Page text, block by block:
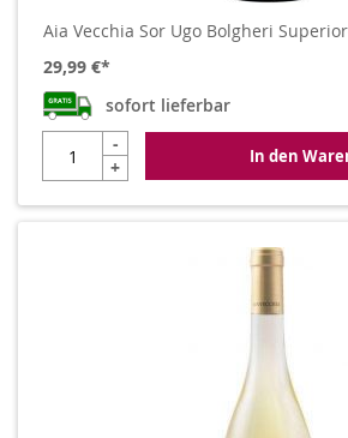
Aia Vecchia Sor Ugo Bolgheri
29,99 €
sofort lieferbar
-
+
In den